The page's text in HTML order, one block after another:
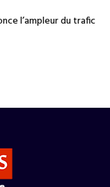
l’ampleur du trafic